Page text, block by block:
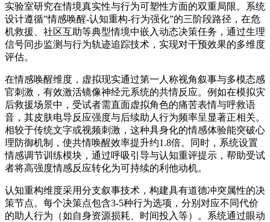
实验室研究在情境真实性与行为可塑性方面的双重局限。系统
设计遵循”情感唤醒-认知重构-行为强化”的三阶段路径，在危
机救援、社区互助等典型情境中嵌入动态决策任务，通过生理
信号同步监测与行为轨迹追踪技术，实现对干预效果的多维度
评估。
在情感唤醒维度，虚拟现实通过第一人称视角叙事与多模态感
官刺激，有效激活镜像神经元系统的共情反应。例如在模拟灾
后救援场景中，受试者需直面虚拟角色的痛苦表情与呼救语
音，其皮肤电导反应强度与后续助人行为频率呈显著正相关。
相较于传统文字或视频刺激，这种具身化的情感体验能突破心
理防御机制，使共情唤醒效率提升约1.8倍。同时，系统设置
情感调节训练模块，通过呼吸引导与认知重评提示，帮助受试
者将高强度情感反应转化为可持续的利他动机。
认知重构维度采用分支叙事技术，构建具有道德冲突属性的决
策节点。每个决策点包含3-5种行为选项，分别对应不同代价
的助人行为（如自身资源损耗、时间投入等）。系统通过眼动